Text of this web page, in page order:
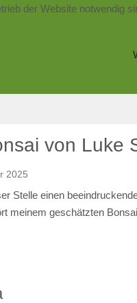
von Luke
2025
Stelle einen
meinem geschätzten
der Website notwendig